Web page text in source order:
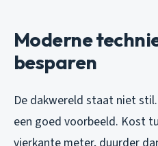
Moderne
besparen
De dakwereld staat niet
een goed voorbeeld. Kost